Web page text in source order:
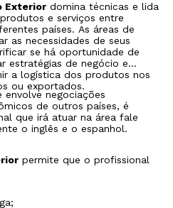
Exterior domina técnicas e lida
e serviços entre
países. As áreas de
as necessidades de seus
se há oportunidade de
estratégias de negócio e
a logística dos produtos nos
ou exportados.
envolve negociações
de outros países, é
que irá atuar na área fale
o inglês e o espanhol.
permite que o profissional